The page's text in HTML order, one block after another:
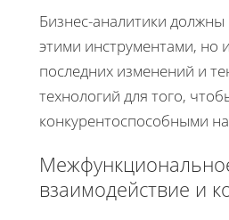
Бизнес-аналитики должны
этими инструментами, но
последних изменений и
технологий для того,
конкурентоспособными
взаимодействие и